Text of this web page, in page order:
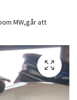
MW,går att